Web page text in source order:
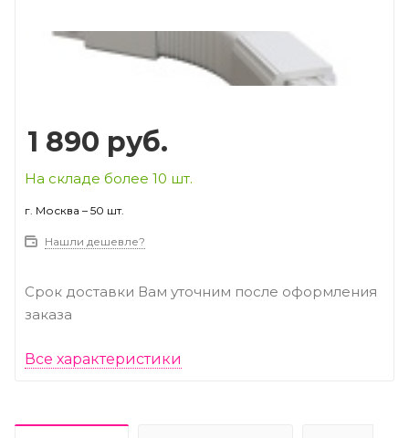
Prev
1 890 руб.
На складе более 10 шт.
г. Москва – 50 шт.
Нашли дешевле?
Срок доставки Вам уточним после оформления
заказа
Все характеристики